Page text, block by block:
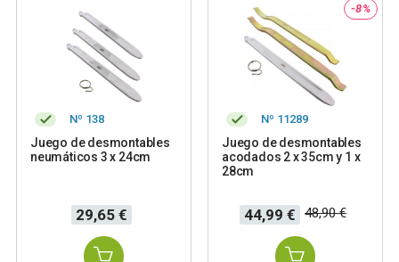
Nº 138
Juego de desmontables
neumáticos 3 x 24cm
Precio
29,65 €
-8%
Nº 11289
Juego de desmontables
acodados 2 x 35cm y 1 x
28cm
Precio
44,99 €
Precio
base
48,90 €